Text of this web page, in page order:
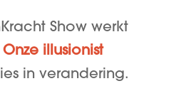
Show werkt
Onze illusionist
in verandering.